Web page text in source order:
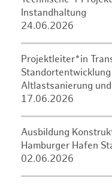
Instandhaltung
24.06.2026
Projektleiter*in
Altlastsanierung
17.06.2026
Ausbildung
Hamburger Hafen
02.06.2026